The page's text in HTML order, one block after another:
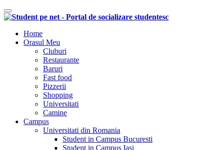
Comutare navigare
Home
Orasul Meu
Cluburi
Restaurante
Baruri
Fast food
Pizzerii
Shopping
Universitati
Camine
Campus
Universitati din Romania
Student in Campus Bucuresti
Student in Campus Iasi